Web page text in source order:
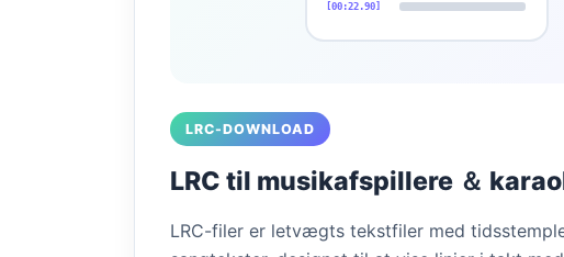
[00:22.90]
LRC-DOWNLOAD
LRC til musikafspillere ＆
LRC-filer er letvægts tekstfiler med